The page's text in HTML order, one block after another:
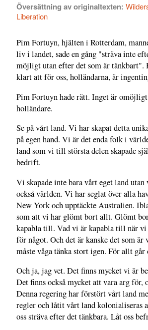
Översättning av originaltexten:
Liberation
Pim Fortuyn, hjälten i Rotterdam,
liv i landet, sade en gång "sträva inte
möjligt utan efter det som är tänkbart".
klart att för oss, holländarna, är
Pim Fortuyn hade rätt. Inget är
holländare.
Se på vårt land. Vi har skapat detta
på egen hand. Vi är det enda folk i
land som vi till största delen skapade
bedrift.
Vi skapade inte bara vårt eget land
också världen. Vi har seglat över alla
New York och upptäckte Australien.
som att vi har glömt bort allt. Glömt
kapabla till. Vad vi är kapabla till när vi
för något. Och det är kanske det som
måste våga tänka stort igen. För allt
Och ja, jag vet. Det finns mycket vi är
Det finns också mycket att vara arg för,
Denna regering har förstört vårt land
regler och låtit vårt land kolonialiseras
oss sträva efter det tänkbara. Låt oss